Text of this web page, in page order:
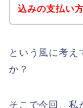
込みの支払い
という風に考え
か？
そこで今回、私